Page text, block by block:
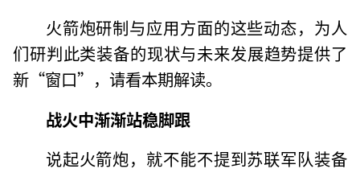
火箭炮研制与应用方面的这些动态，为人
们研判此类装备的现状与未来发展趋势提供了
新“窗口”，请看本期解读。
战火中渐渐站稳脚跟
说起火箭炮，就不能不提到苏联军队装备